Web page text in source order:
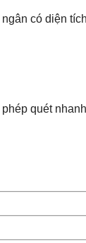
có diện
quét